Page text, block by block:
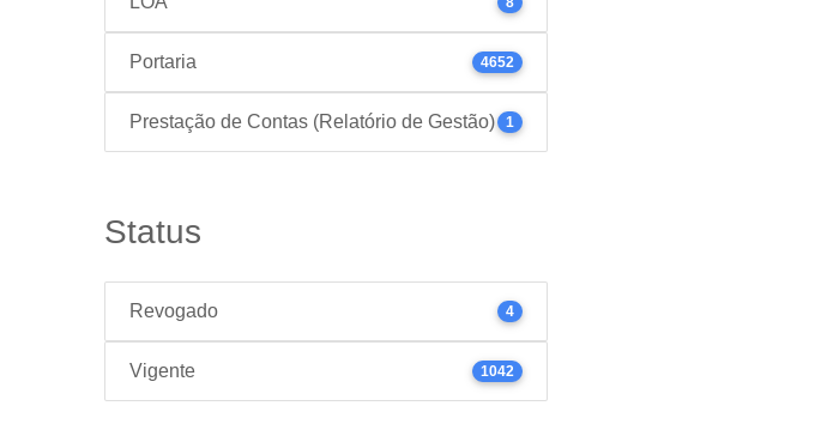
Portaria 4652
Prestação de Contas (Relatório de Gestão) 1
Status
Revogado 4
Vigente 1042